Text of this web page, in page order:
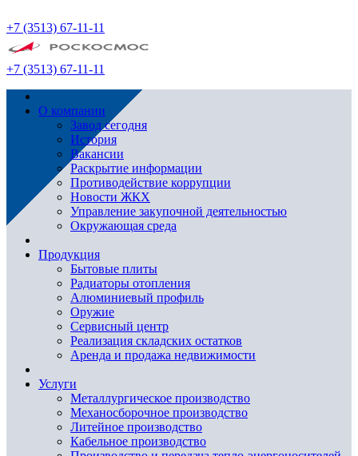
+7 (3513) 67-11-11
+7 (3513) 67-11-11
О компании
Завод сегодня
История
Вакансии
Раскрытие информации
Противодействие коррупции
Новости ЖКХ
Управление закупочной деятельностью
Окружающая среда
Продукция
Бытовые плиты
Радиаторы отопления
Алюминиевый профиль
Оружие
Сервисный центр
Реализация складских остатков
Аренда и продажа недвижимости
Услуги
Металлургическое производство
Механосборочное производство
Литейное производство
Кабельное производство